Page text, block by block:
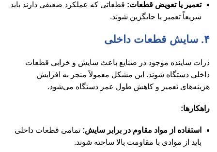
تعمیر یا تعویض قطعات: قطعاتی که عملکرد ضعیفی دارند باید
سریعاً تعمیر یا جایگزین شوند.
۴. سایش قطعات داخلی
ذرات ساینده موجود در صنایع باعث سایش و خرابی قطعات
داخلی دستگاه شوند. این مشکل معمولاً منجر به افزایش
هزینه‌های تعمیر و کاهش طول عمر دستگاه می‌شود.
راهکارها:
استفاده از مواد مقاوم در برابر سایش: تمامی قطعات داخلی
باید از موادی با مقاومت بالا ساخته شوند.